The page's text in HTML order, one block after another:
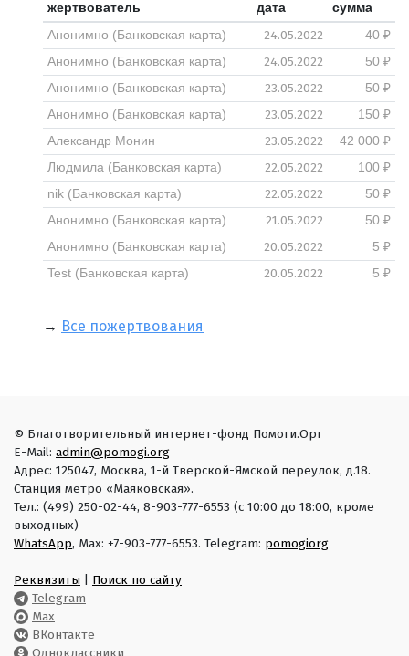
жертвователь дата
сумма
Анонимно (Банковская карта)
24.05.2022
40 ₽
Анонимно (Банковская карта)
24.05.2022
50 ₽
Анонимно (Банковская карта)
23.05.2022
50 ₽
Анонимно (Банковская карта)
23.05.2022
150 ₽
Александр Монин
23.05.2022
42 000 ₽
Людмила (Банковская карта)
22.05.2022
100 ₽
nik (Банковская карта)
22.05.2022
50 ₽
Анонимно (Банковская карта)
21.05.2022
50 ₽
Анонимно (Банковская карта)
20.05.2022
5 ₽
Test (Банковская карта)
20.05.2022 5 ₽
→ Все пожертвования
© Благотворительный интернет-фонд Помоги.Орг
E-Mail: admin@pomogi.org
Адрес: 125047, Москва, 1-й Тверской-Ямской переулок, д.18.
Станция метро «Маяковская».
Тел.: (499) 250-02-44, 8-903-777-6553 (с 10:00 до 18:00, кроме
выходных)
WhatsApp, Max: +7-903-777-6553. Telegram: pomogiorg
Реквизиты
Поиск по сайту
Telegram
Max
ВКонтакте
Одноклассники